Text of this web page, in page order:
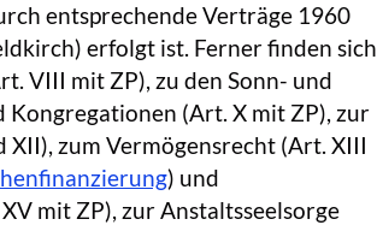
entsprechende Verträge 1960
erfolgt ist. Ferner finden sich
VIII mit ZP), zu den Sonn- und
Kongregationen (Art. X mit ZP), zur
zum Vermögensrecht (Art. XIII
) und
mit ZP), zur Anstaltsseelsorge